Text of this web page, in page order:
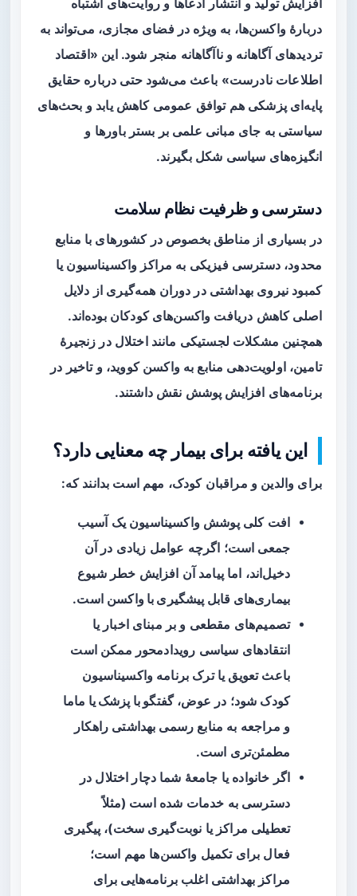
افزایش تولید و انتشار ادعاها و روایت‌های اشتباه
دربارهٔ واکسن‌ها، به ویژه در فضای مجازی، می‌تواند به
تردیدهای آگاهانه و ناآگاهانه منجر شود. این «اقتصاد
اطلاعات نادرست» باعث می‌شود حتی درباره حقایق
پایه‌ای پزشکی هم توافق عمومی کاهش یابد و بحث‌های
سیاستی به جای مبانی علمی بر بستر باورها و
انگیزه‌های سیاسی شکل بگیرند.
دسترسی و ظرفیت نظام سلامت
در بسیاری از مناطق بخصوص در کشورهای با منابع
محدود، دسترسی فیزیکی به مراکز واکسیناسیون یا
کمبود نیروی بهداشتی در دوران همه‌گیری از دلایل
اصلی کاهش دریافت واکسن‌های کودکان بوده‌اند.
همچنین مشکلات لجستیکی مانند اختلال در زنجیرهٔ
تامین، اولویت‌دهی منابع به واکسن کووید، و تاخیر در
برنامه‌های افزایش پوشش نقش داشتند.
این یافته برای بیمار چه معنایی دارد؟
برای والدین و مراقبان کودک، مهم است بدانند که:
افت کلی پوشش واکسیناسیون یک آسیب
جمعی است؛ اگرچه عوامل زیادی در آن
دخیل‌اند، اما پیامد آن افزایش خطرشیوع
بیماری‌های قابل پیشگیری با واکسن است.
تصمیم‌های مقطعی و بر مبنای اخبار یا
انتقادهای سیاسی رویدادمحور ممکن است
باعث تعویق یا ترک برنامه واکسیناسیون
کودک شود؛ در عوض،گفتگو با پزشک یا ماما
و مراجعه به منابع رسمی بهداشتی راهکار
مطمئن‌تری است.
اگر خانواده یا جامعهٔ شما دچار اختلال در
دسترسی به خدمات شده‌ است (مثلاً
تعطیلی مراکز یا نوبت‌گیری سخت)، پیگیری
فعال برای تکمیل واکسن‌ها مهم است؛
مراکز بهداشتی اغلب برنامه‌هایی برای